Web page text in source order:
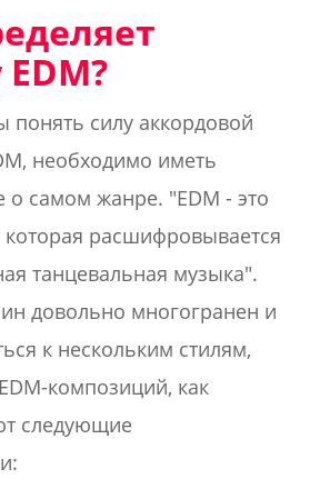
понять силу аккордовой
необходимо иметь
о самом жанре. "EDM - это
которая расшифровывается
танцевальная музыка".
довольно многогранен и
к нескольким стилям,
композиций, как
следующие